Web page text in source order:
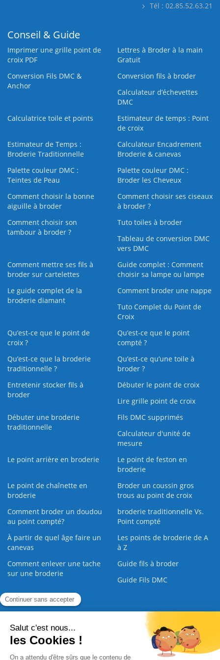
Tél : 02.85.52.63.21
Conseil & Guide
Imprimer une grille point de
croix PDF
Lettres à Broder à la main
Gratuit
Conversion Fils DMC &
Anchor
Conversion fils à broder
Calculateur d’échevettes
DMC
Calculatrice toile et points
Estimateur de temps : Point
de croix
Estimateur de Temps :
Broderie Traditionnelle
Calculateur Encadrement
Broderie & canevas
Palette couleur DMC :
Teintes de Peau
Palette couleur DMC :
Broder les Cheveux
Comment choisir la bonne
aiguille à broder
Comment choisir ses ciseaux
à broder ?
Comment choisir son
tambour à broder ?
Tuto toiles à broder
Tableau de conversion DMC
vers DMC
Comment mettre ses fils à
broder sur cartelettes
Guide complet : Comment
choisir sa lampe ou lampe
Le guide complet de la
broderie diamant
Comment broder une nappe
Tuto Complet du Point de
Croix
Qu’est-ce que le point de
croix ?
Qu’est-ce que le point
compté ?
Qu’est-ce que la broderie
traditionnelle ?
Qu’est‑ce qu’une toile à
broder ?
Entretenir stocker fils à
broder
Débuter le point de croix
Lire grille point de croix
Débuter une broderie
traditionnelle
Fils DMC supprimés
Calculateur d'unité de
mesure
Le point arrière en broderie
Le point de feston en
broderie
Le point de chaînette en
broderie
Broder un coussin gros
trous au point de croix
Comment broder un doudou
au point compté?
broderie traditionnelle Vs.
Point compté
À partir de quel âge faire un
canevas
Les points de broderie de A
à Z
Comment enlever une tache
sur une broderie
Guide fils à broder
Guide Fils DMC
Guide de la Broderie
Nous contacter |